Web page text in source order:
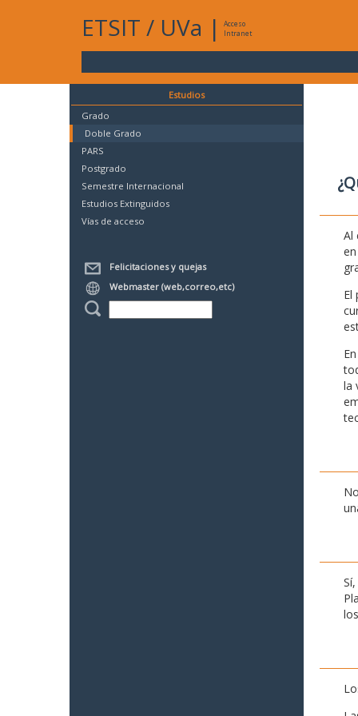
ETSIT / UVa |
Acceso
Intranet
Estudios
Grado
Doble Grado
PARS
Postgrado
Semestre Internacional
Estudios Extinguidos
Vías de acceso
Felicitaciones y quejas
Webmaster (web,correo,etc)
Al
El
la